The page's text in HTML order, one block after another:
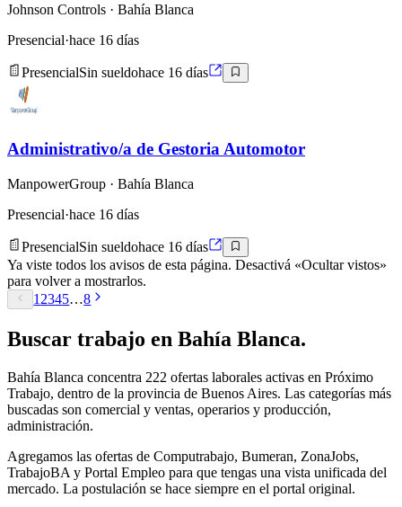
Johnson Controls · Bahía Blanca
Presencial·hace 16 días
PresencialSin sueldohace 16 días
Administrativo/a de Gestoria Automotor
ManpowerGroup · Bahía Blanca
Presencial·hace 16 días
PresencialSin sueldohace 16 días
Ya viste todos los avisos de esta página. Desactivá «Ocultar vistos»
para volver a mostrarlos.
1 2345…8
Buscar trabajo en Bahía Blanca.
Bahía Blanca concentra 222 ofertas laborales activas en Próximo
Trabajo, dentro de la provincia de Buenos Aires. Las categorías más
buscadas son comercial y ventas, operarios y producción,
administración.
Agregamos las ofertas de Computrabajo, Bumeran, ZonaJobs,
TrabajoBA y Portal Empleo para que tengas una vista unificada del
mercado. La postulación se hace siempre en el portal original.